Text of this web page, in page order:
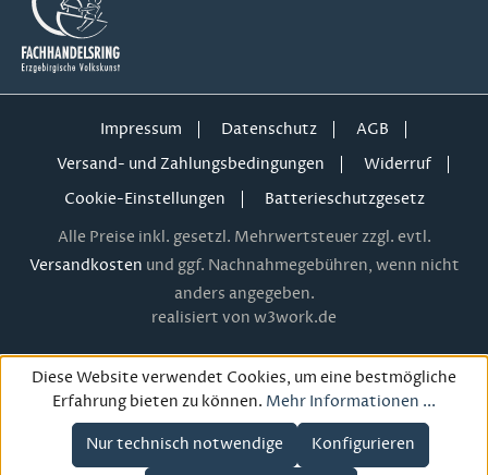
Impressum Datenschutz
AGB
Versand- und Zahlungsbedingungen
Widerruf
Cookie-Einstellungen
Batterieschutzgesetz
Alle Preise inkl. gesetzl. Mehrwertsteuer zzgl. evtl.
Versandkosten und ggf. Nachnahmegebühren, wenn nicht
anders angegeben.
realisiert von w3work.de
Diese Website verwendet Cookies, um eine bestmögliche
Erfahrung bieten zu können. Mehr Informationen ...
Nur technisch notwendige Konfigurieren